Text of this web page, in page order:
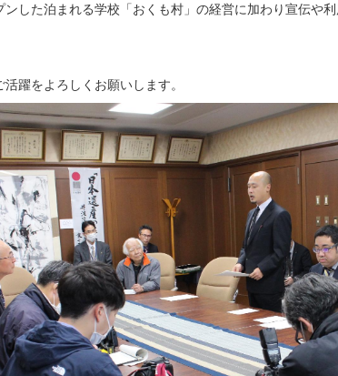
ンした泊まれる学校「おくも村」の経営に加わり宣伝や
活躍をよろしくお願いします。